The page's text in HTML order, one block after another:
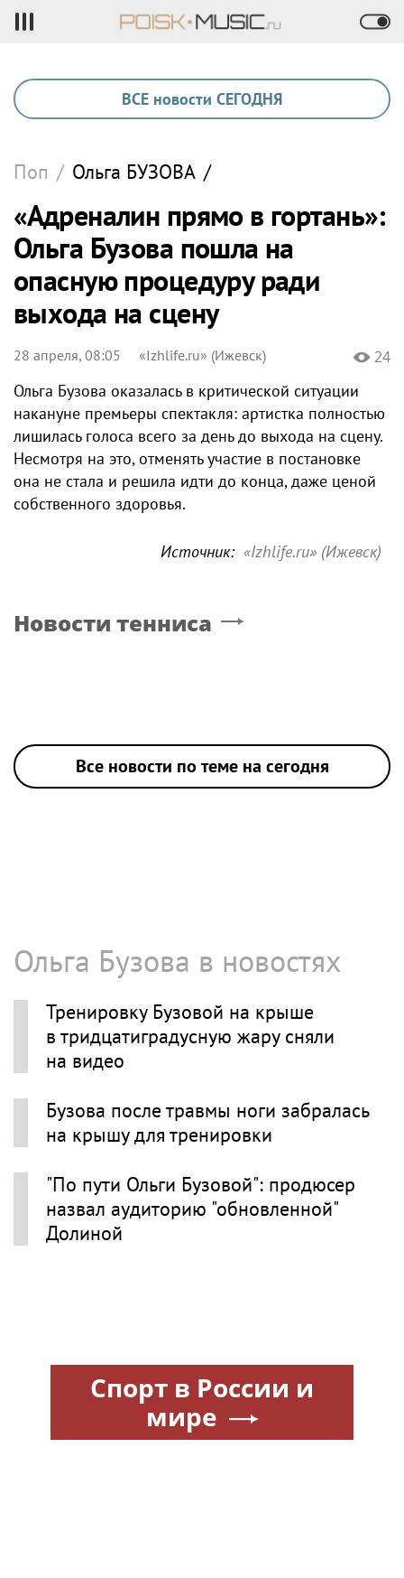
ВСЕ новости СЕГОДНЯ
Поп / Ольга БУЗОВА /
«Адреналин прямо в гортань»:
Ольга Бузова пошла на
опасную процедуру ради
выхода на сцену
28 апреля, 08:05 «Izhlife.ru» (Ижевск) 24
Ольга Бузова оказалась в критической ситуации
накануне премьеры спектакля: артистка полностью
лишилась голоса всего за день до выхода на сцену.
Несмотря на это, отменять участие в постановке
она не стала и решила идти до конца, даже ценой
собственного здоровья.
Источник: «Izhlife.ru» (Ижевск)
Новости тенниса
Все новости по теме на сегодня
Ольга Бузова в новостях
Тренировку Бузовой на крыше
в тридцатиградусную жару сняли
на видео
Бузова после травмы ноги забралась
на крышу для тренировки
"По пути Ольги Бузовой": продюсер
назвал аудиторию "обновленной"
Долиной
Спорт в России и
мире